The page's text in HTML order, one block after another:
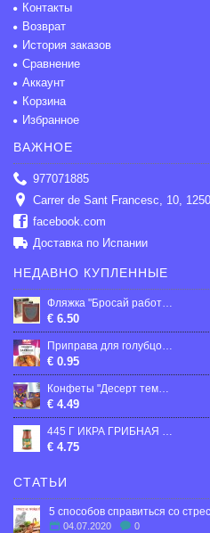
Контакты
Возврат
История заказов
Сравнение
Аккаунт
Корзина
Избранное
ВАЖНОЕ
977071885
Carrer de Sant Francesc, 10,
facebook.com
Доставка по Испании
НЕДАВНО КУПЛЕННЫЕ
Фляжка "Бросай работу", 210 мл
€ 6.50
Приправа для голубцов, 20 г
€ 0.95
Конфеты "Десерт темная ночь", 300г
€ 4.49
445 Г ИКРА ГРИБНАЯ "ВЕРЕС"
€ 4.75
СТАТЬИ
5 способов справиться со
04.07.2020 0